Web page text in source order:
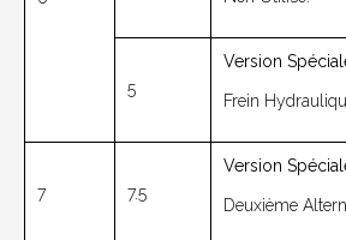
5
Version
Frein
7 7.5
Version
Deuxième